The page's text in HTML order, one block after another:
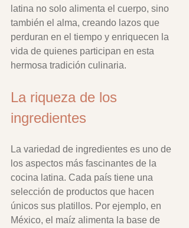
latina no solo alimenta el cuerpo, sino
también el alma, creando lazos que
perduran en el tiempo y enriquecen la
vida de quienes participan en esta
hermosa tradición culinaria.
La riqueza de los
ingredientes
La variedad de ingredientes es uno de
los aspectos más fascinantes de la
cocina latina. Cada país tiene una
selección de productos que hacen
únicos sus platillos. Por ejemplo, en
México, el maíz alimenta la base de